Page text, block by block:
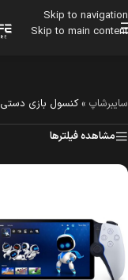
Skip to navigation
Skip to main content
سایبرشاپ »کنسول بازی دستی
مشاهده فیلترها